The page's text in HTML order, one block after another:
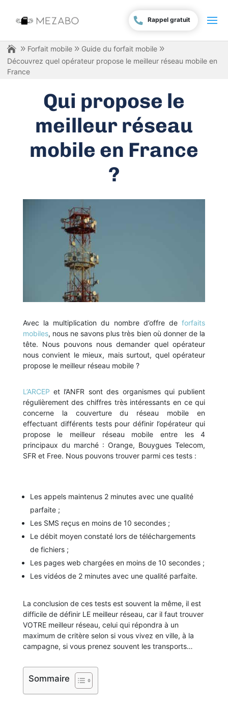
Rappel gratuit
Forfait mobile
Guide du forfait mobile
Découvrez quel opérateur propose le meilleur réseau mobile en
France
Qui propose le
meilleur réseau
mobile en France
?
Avec la multiplication du nombre d’offre deforfaits
mobiles, nous ne savons plus très bien où donner de la
tête. Nous pouvons nous demander quel opérateur
nous convient le mieux, mais surtout, quel opérateur
propose le meilleur réseau mobile ?
L’ARCEP et l’ANFR sont des organismes qui publient
régulièrement des chiffres très intéressants en ce qui
concerne la couverture du réseau mobile en
effectuant différents tests pour définir l’opérateur qui
propose le meilleur réseau mobile entre les 4
principaux du marché : Orange, Bouygues Telecom,
SFR et Free. Nous pouvons trouver parmi ces tests :
Les appels maintenus 2 minutes avec une qualité
parfaite ;
Les SMS reçus en moins de 10 secondes ;
Le débit moyen constaté lors de téléchargements
de fichiers ;
Les pages web chargées en moins de 10 secondes ;
Les vidéos de 2 minutes avec une qualité parfaite.
La conclusion de ces tests est souvent la même, il est
difficile de définir LE meilleur réseau, car il faut trouver
VOTRE meilleur réseau, celui qui répondra à un
maximum de critère selon si vous vivez en ville, à la
campagne, si vous prenez souvent les transports…
Sommaire